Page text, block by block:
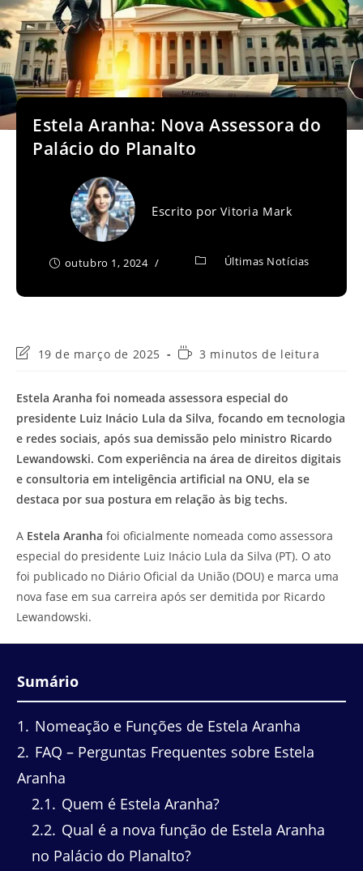
Estela Aranha: Nova Assessora do
Palácio do Planalto
Escrito porVitoria Mark
outubro 1, 2024 Últimas Notícias
Última
post:
19 de março de 2025
Tempo3 minutos de leitura
Estela Aranha foi nomeada assessora especial do
presidente Luiz Inácio Lula da Silva, focando em tecnologia
e redes sociais, após sua demissão pelo ministro Ricardo
Lewandowski. Com experiência na área de direitos digitais
e consultoria em inteligência artificial na ONU, ela se
destaca por sua postura em relação às big techs.
A Estela Aranha foi oficialmente nomeada como assessora
especial do presidente Luiz Inácio Lula da Silva (PT). O ato
foi publicado no Diário Oficial da União (DOU) e marca uma
nova fase em sua carreira após ser demitida por Ricardo
Lewandowski.
Sumário
1
Nomeação e Funções de Estela Aranha
2 FAQ – Perguntas Frequentes sobre Estela
Aranha
2.1
Quem é Estela Aranha?
2.2 Qual é a nova função de Estela Aranha
no Palácio do Planalto?